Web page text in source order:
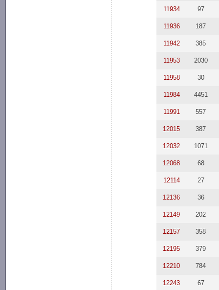
11934 97
11936 187
11942 385
11953 2030
11958 30
11984 4451
11991 557
12015 387
12032 1071
12068 68
12114 27
12136 36
12149 202
12157 358
12195 379
12210 784
12243 67